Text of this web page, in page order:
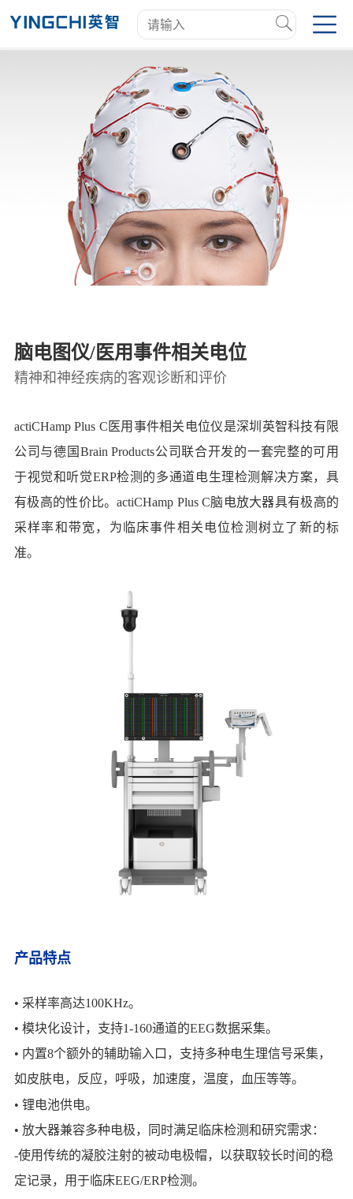
脑电图仪/医用事件相关电位
精神和神经疾病的客观诊断和评价
actiCHamp Plus C医用事件相关电位仪是深圳英智科技有限
公司与德国Brain Products公司联合开发的一套完整的可用
于视觉和听觉ERP检测的多通道电生理检测解决方案，具
有极高的性价比。actiCHamp Plus C脑电放大器具有极高的
采样率和带宽，为临床事件相关电位检测树立了新的标
准。
产品特点
• 采样率高达100KHz。
• 模块化设计，支持1-160通道的EEG数据采集。
• 内置8个额外的辅助输入口，支持多种电生理信号采集，
如皮肤电，
反应，呼吸，加速度，温度，血压等等。
• 锂电池供电。
• 放大器兼容多种电极，同时满足临床检测和研究需求：
-使用传统的凝胶注射的被动电极帽，以获取较长时间的稳
定记录，用于临床EEG/ERP检测。